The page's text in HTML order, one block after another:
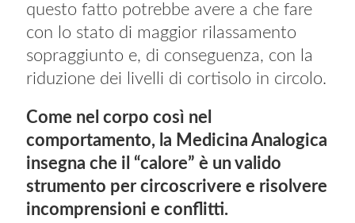
questo fatto potrebbe avere a che fare
con lo stato di maggior rilassamento
sopraggiunto e, di conseguenza, con la
riduzione dei livelli di cortisolo in circolo.
Come nel corpo così nel
comportamento, la Medicina Analogica
insegna che il “calore” è un valido
strumento per circoscrivere e risolvere
incomprensioni e conflitti.